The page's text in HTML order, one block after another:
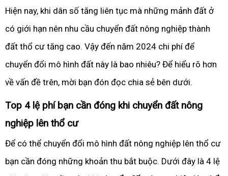
Hiện nay, khi dân số tăng liên tục mà những mảnh đất ở
có giới hạn nên nhu cầu chuyển đất nông nghiệp thành
đất thổ cư tăng cao. Vậy đến năm 2024 chi phí để
chuyển đổi mô hình đất này là bao nhiêu? Để hiểu rõ hơn
về vấn đề trên, mời bạn đón đọc chia sẻ bên dưới.
Top 4 lệ phí bạn cần đóng khi chuyển đất nông
nghiệp lên thổ cư
Để có thể chuyển đổi mô hình đất nông nghiệp lên thổ cư
bạn cần đóng những khoản thu bắt buộc. Dưới đây là 4 lệ